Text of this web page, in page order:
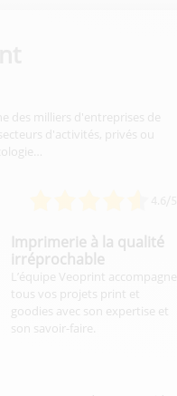
des milliers d'entreprises de
d'activités, privés ou
Imprimerie à la qualité
irréprochable
L’équipe Veoprint accompagne
tous vos projets print et
goodies avec son expertise et
son savoir-faire.